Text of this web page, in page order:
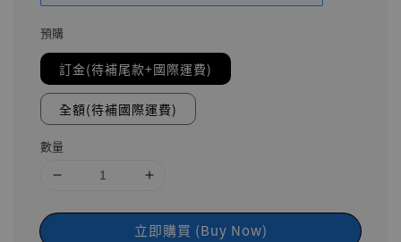
預購
訂金(待補尾款+國際運費)
全額(待補國際運費)
數量
立即購買 (Buy Now)